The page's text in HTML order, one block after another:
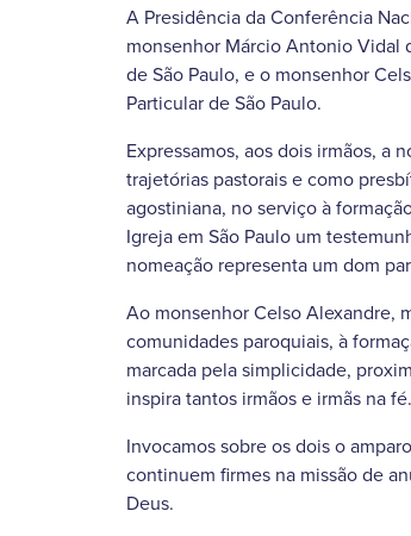
A Presidência da Conferência
monsenhor Márcio Antonio Vidal
de São Paulo, e o monsenhor
Particular de São Paulo.
Expressamos, aos dois irmãos, a
trajetórias pastorais e como
agostiniana, no serviço à
Igreja em São Paulo um
nomeação representa um dom
Ao monsenhor Celso Alexandre,
comunidades paroquiais, à
marcada pela simplicidade,
inspira tantos irmãos e irmãs na fé.
Invocamos sobre os dois o
continuem firmes na missão de
Deus.